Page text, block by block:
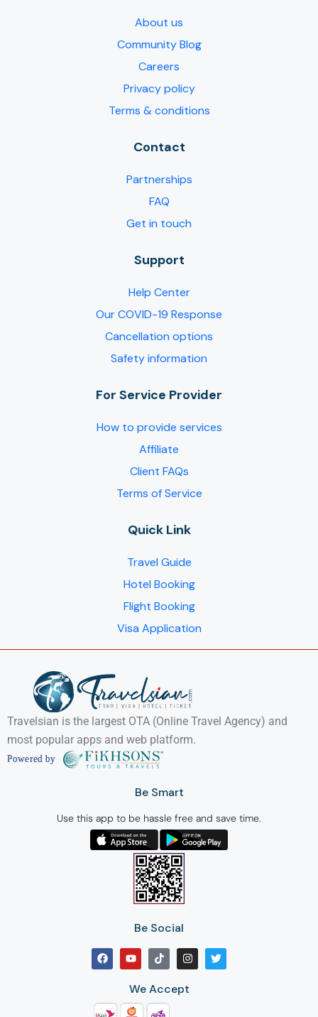
About us
Community Blog
Careers
Privacy policy
Terms & conditions
Contact
Partnerships
FAQ
Get in touch
Support
Help Center
Our COVID-19 Response
Cancellation options
Safety information
For Service Provider​
How to provide services
Affiliate
Client FAQs
Terms of Service
Quick Link
Travel Guide
Hotel Booking
Flight Booking
Visa Application
Travelsian is the largest OTA (Online Travel Agency) and
most popular apps and web platform.
Be Smart
Use this app to be hassle free and save time.
Be Social
We Accept